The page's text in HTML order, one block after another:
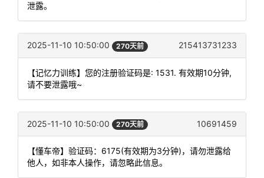
泄露。
2025-11-10 10:50:00 270天前 215413731233
【记忆力训练】您的注册验证码是: 1531. 有效期10分钟,
请不要泄露哦~
2025-11-10 10:50:00 270天前 10691459
【懂车帝】验证码：6175(有效期为3分钟)，请勿泄露给
他人，如非本人操作，请忽略此信息。